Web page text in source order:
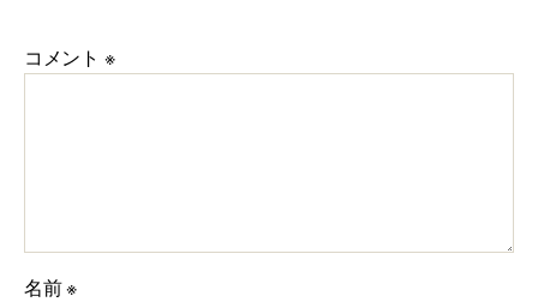
コメント ※
名前※